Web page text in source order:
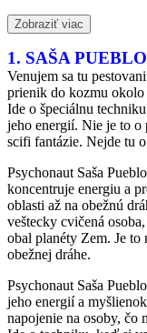
Zobraziť viac
1. SAŠA
Venujem sa tu
prienik do kozmu okolo
Ide o špeciálnu
jeho energií. Nie je to o
scifi fantázie. Nejde tu
Psychonaut Saša
koncentruje energiu a
oblasti až na obežnú
veštecky cvičená
obal planéty Zem. Je to
obežnej dráhe.
Psychonaut Saša
jeho energií a
napojenie na osoby, čo